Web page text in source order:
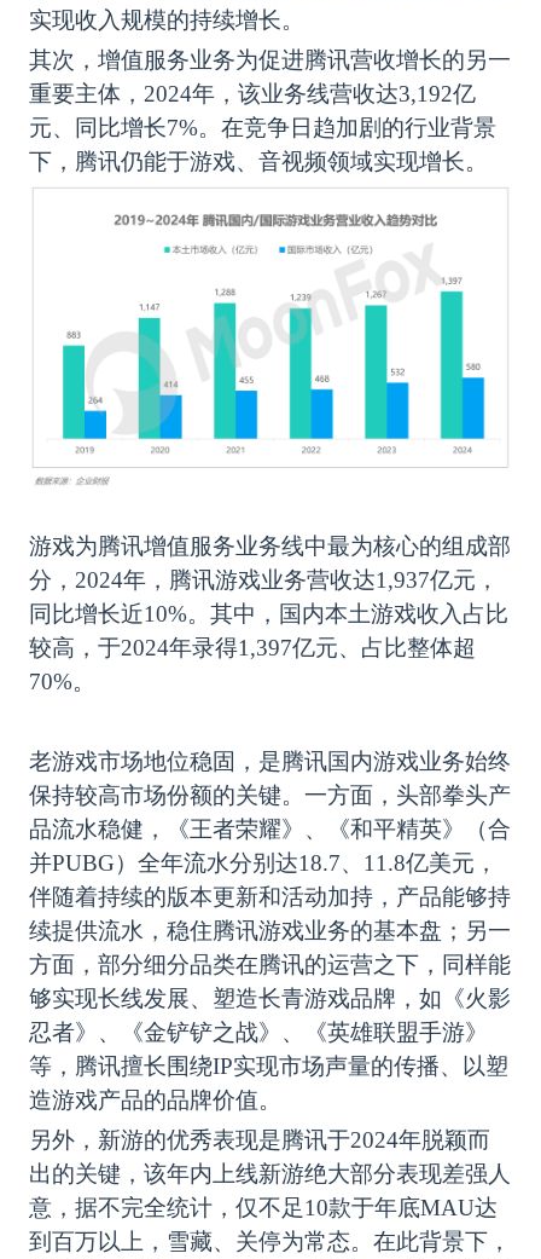
实现收入规模的持续增长。
其次，增值服务业务为促进腾讯营收增长的另一
重要主体， 2024年，该业务线营收达3,192亿
元、同比增长7%。在竞争日趋加剧的行业背景
下，腾讯仍能于游戏、音视频领域实现增长。
游戏为腾讯增值服务业务线中最为核心的组成部
分， 2024年，腾讯游戏业务营收达1,937亿元，
同比增长近10%。其中，国内本土游戏收入占比
较高，于2024年录得1,397亿元、占比整体超
70%。
老游戏市场地位稳固，是腾讯国内游戏业务始终
保持较高市场份额的关键。一方面，头部拳头产
品流水稳健，《王者荣耀》、《和平精英》（合
并PUBG）全年流水分别达18.7、11.8亿美元，
伴随着持续的版本更新和活动加持，产品能够持
续提供流水，稳住腾讯游戏业务的基本盘；另一
方面，部分细分品类在腾讯的运营之下，同样能
够实现长线发展、塑造长青游戏品牌，如《火影
忍者》、《金铲铲之战》、《英雄联盟手游》
等，腾讯擅长围绕IP实现市场声量的传播、以塑
造游戏产品的品牌价值。
另外，新游的优秀表现是腾讯于2024年脱颖而
出的关键，该年内上线新游绝大部分表现差强人
意，据不完全统计，仅不足10款于年底MAU达
到百万以上，雪藏、关停为常态。在此背景下，